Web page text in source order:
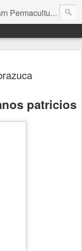
in Europe with Helder Valente, one of the original students of Bill Mollison the creator of Permaculture Design.
patricios